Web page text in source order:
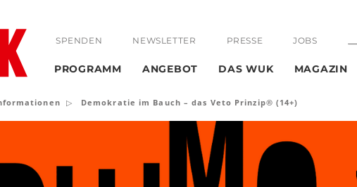
SPENDEN NEWSLETTER PRESSE JOBS
PROGRAMM ANGEBOT DAS WUK MAGAZIN
Demokratie im Bauch – das Veto Prinzip® (14+)